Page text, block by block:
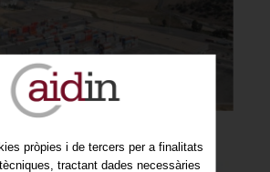
pròpies i de tercers per a finalitats
tractant dades necessàries